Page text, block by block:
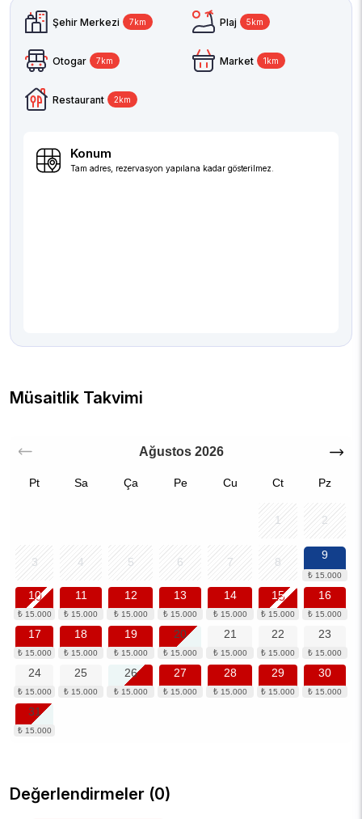
Şehir Merkezi 7km Plaj 5km
Otogar 7km Market 1km
Restaurant 2km
Konum
Tam adres, rezervasyon yapılana kadar gösterilmez.
Müsaitlik Takvimi
Ağustos 2026
Pt Sa Ça Pe Cu Ct Pz
1 2
3 4 5 6 7 8
9
10 11 12 13 14 15 16
17 18 19 20 21 22 23
24 25 26 27 28 29 30
31
Değerlendirmeler (0)